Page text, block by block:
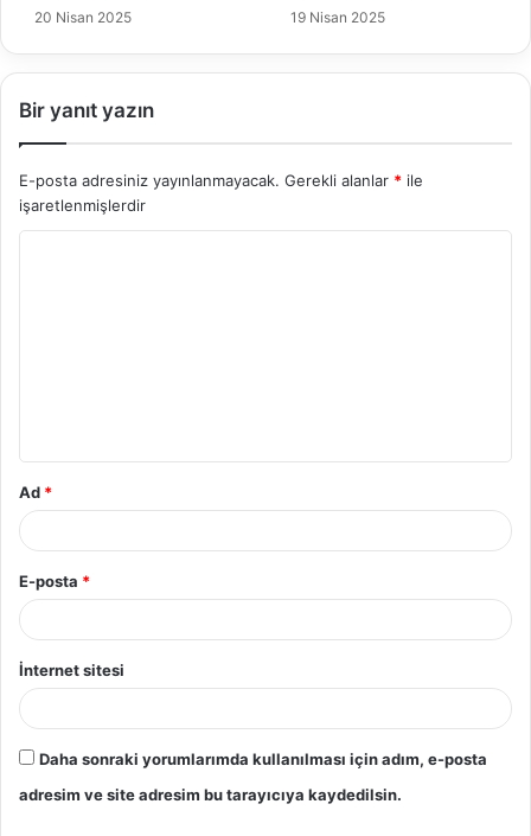
20 Nisan 2025 19 Nisan 2025
Bir yanıt yazın
E-posta adresiniz yayınlanmayacak. Gerekli alanlar * ile
işaretlenmişlerdir
Ad *
E-posta *
İnternet sitesi
Daha sonraki yorumlarımda kullanılması için adım, e-posta
adresim ve site adresim bu tarayıcıya kaydedilsin.